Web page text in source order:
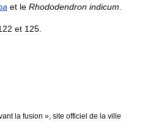
et le Rhododendron indicum.
et 125.
la fusion », site officiel de la ville